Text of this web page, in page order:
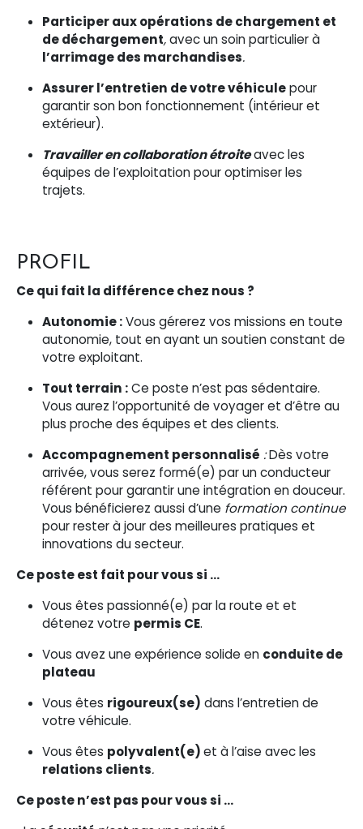
Participer aux opérations de chargement et
de déchargement,avec un soin particulier à
l’arrimage des marchandises.
Assurer l’entretien de votre véhiculepour
garantir son bon fonctionnement (intérieur et
extérieur).
Travailler en collaboration étroiteavec les
équipes de l’exploitation pour optimiser les
trajets.
PROFIL
Ce qui fait la différence chez nous ?
Autonomie :Vous gérerez vos missions en toute
autonomie, tout en ayant un soutien constant de
votre exploitant.
Tout terrain :Ce poste n’est pas sédentaire.
Vous aurez l’opportunité de voyager et d’être au
plus proche des équipes et des clients.
Accompagnement personnalisé :Dès votre
arrivée, vous serez formé(e) par un conducteur
référent pour garantir une intégration en douceur.
Vous bénéficierez aussi d’une formation continue
pour rester à jour des meilleures pratiques et
innovations du secteur.
Ce poste est fait pour vous si …
Vous êtes passionné(e) par la route et et
détenez votre permis CE.
Vous avez une expérience solide en conduite de
plateau
Vous êtes rigoureux(se) dans l’entretien de
votre véhicule.
Vous êtes polyvalent(e)et à l’aise avec les
relations clients.
Ce poste n’est pas pour vous si …